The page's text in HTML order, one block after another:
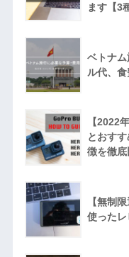
ます【3
ベトナ
ル代、
【2022
とおす
徴を徹底
【無制
使ったレ